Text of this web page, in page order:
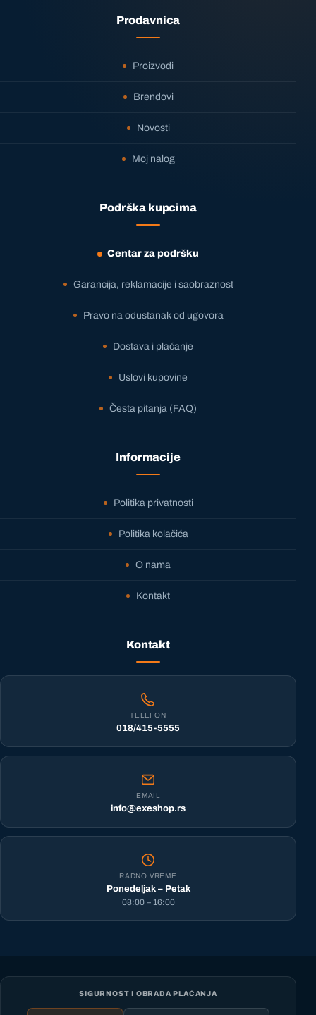
Prodavnica
Proizvodi
Brendovi
Novosti
Moj nalog
Podrška kupcima
Centar za podršku
Garancija, reklamacije i saobraznost
Pravo na odustanak od ugovora
Dostava i plaćanje
Uslovi kupovine
Česta pitanja (FAQ)
Informacije
Politika privatnosti
Politika kolačića
O nama
Kontakt
Kontakt
TELEFON
018/415-5555
EMAIL
info@exeshop.rs
RADNO VREME
Ponedeljak – Petak
08:00 – 16:00
SIGURNOST I OBRADA PLAĆANJA